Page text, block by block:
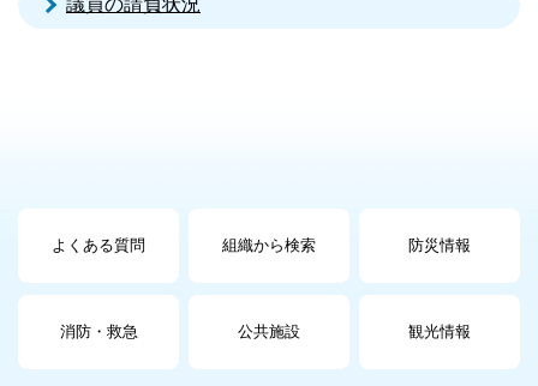
議員の請負状況
よくある質問 組織から検索 防災情報
消防・救急 公共施設 観光情報